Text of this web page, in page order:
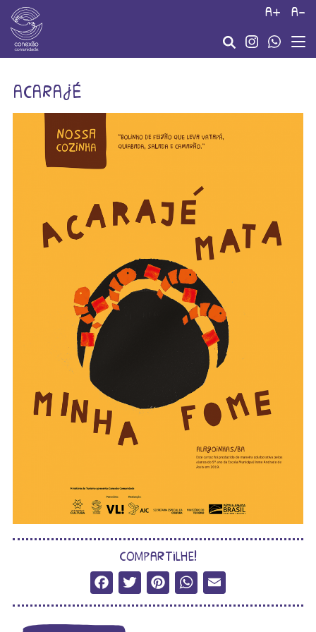
a+ a-
acarajé
compartilhe!
Facebook
Twitter
Pinterest
WhatsApp